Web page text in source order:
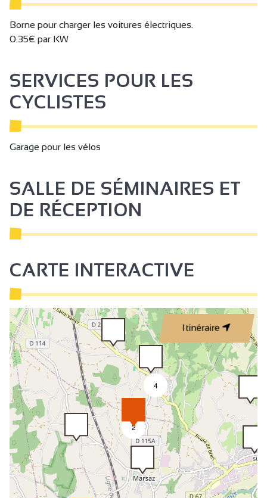
Borne pour charger les voitures électriques.
0.35€ par KW
SERVICES POUR LES
CYCLISTES
Garage pour les vélos
SALLE DE SÉMINAIRES ET
DE RÉCEPTION
CARTE INTERACTIVE
Itinéraire
2
4